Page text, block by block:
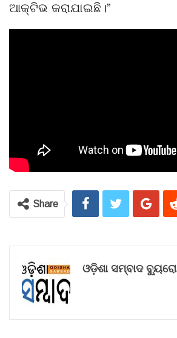
ଆକ୍ଟିଭ କରାଯାଇଛି।”
Share
ଓଡ଼ିଶା ସମ୍ବାଦ ବ୍ୟୁରୋ